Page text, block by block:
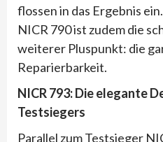
flossen in das Ergebnis
NICR 790 ist zudem die
weiterer Pluspunkt: die
Reparierbarkeit.
NICR 793: Die elegante
Testsiegers
Parallel zum Testsieger